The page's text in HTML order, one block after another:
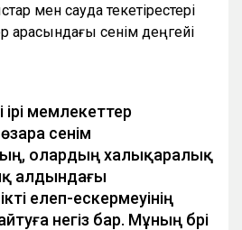
мен сауда текетірестері
арасындағы сенім деңгейі
ірі мемлекеттер
сенім
олардың халықаралық
алдындағы
елеп-ескермеуінің
негіз бар. Мұның бәрі